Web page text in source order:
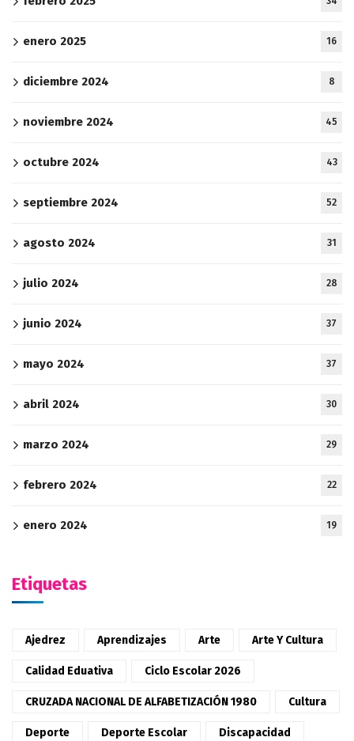
enero 2025 16
diciembre 2024 8
noviembre 2024 45
octubre 2024 43
septiembre 2024 52
agosto 2024 31
julio 2024 28
junio 2024 37
mayo 2024 37
abril 2024 30
marzo 2024 29
febrero 2024 22
enero 2024 19
Etiquetas
Ajedrez Aprendizajes Arte Arte Y Cultura
Calidad Eduativa Ciclo Escolar 2026
CRUZADA NACIONAL DE ALFABETIZACIÓN 1980 Cultura
Deporte Deporte Escolar Discapacidad